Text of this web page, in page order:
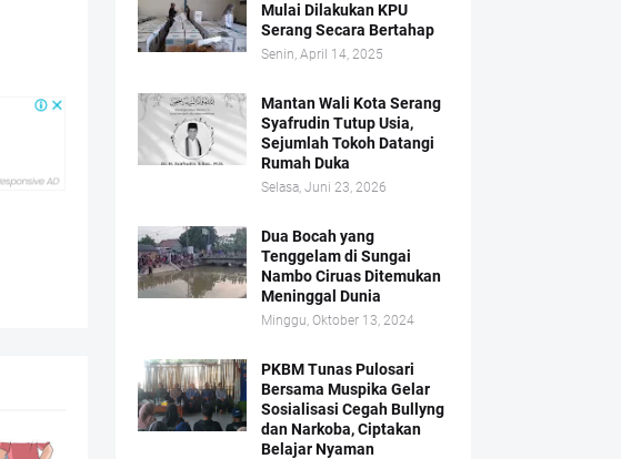
Mulai Dilakukan KPU
Serang Secara Bertahap
Senin, April 14, 2025
Mantan Wali Kota Serang
Syafrudin Tutup Usia,
Sejumlah Tokoh Datangi
Rumah Duka
Selasa, Juni 23, 2026
Dua Bocah yang
Tenggelam di Sungai
Nambo Ciruas Ditemukan
Meninggal Dunia
Minggu, Oktober 13, 2024
PKBM Tunas Pulosari
Bersama Muspika Gelar
Sosialisasi Cegah Bullyng
dan Narkoba, Ciptakan
Belajar Nyaman